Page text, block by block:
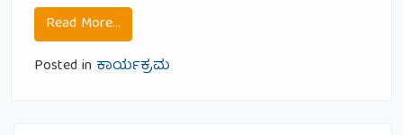
Read More…
Posted in ಕಾರ್ಯಕ್ರಮ